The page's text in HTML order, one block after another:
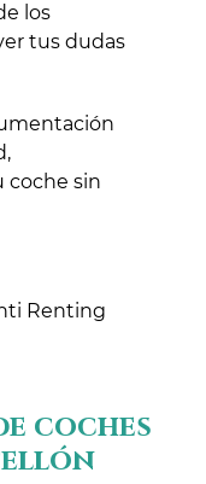
los
tus dudas
coche sin
coches